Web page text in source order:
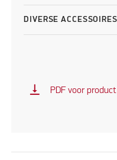
DIVERSE ACCESSOIRES
vertical_align_bottom PDF voor